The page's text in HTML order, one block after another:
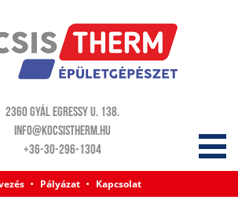
2360 Gyál Egressy u. 138.
info@kocsistherm.hu
+36-30-296-1304
Pályázat Kapcsolat